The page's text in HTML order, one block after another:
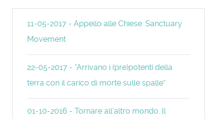
11-05-2017 - Appello alle Chiese: Sanctuary
Movement
22-05-2017 - “Arrivano i (pre)potenti della
terra con il carico di morte sulle spalle”
01-10-2016 - Tornare all’altro mondo. Il